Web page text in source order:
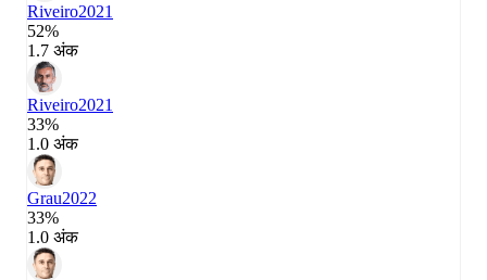
Riveiro2021
52%
1.7 अंक
Riveiro2021
33%
1.0 अंक
Grau2022
33%
1.0 अंक